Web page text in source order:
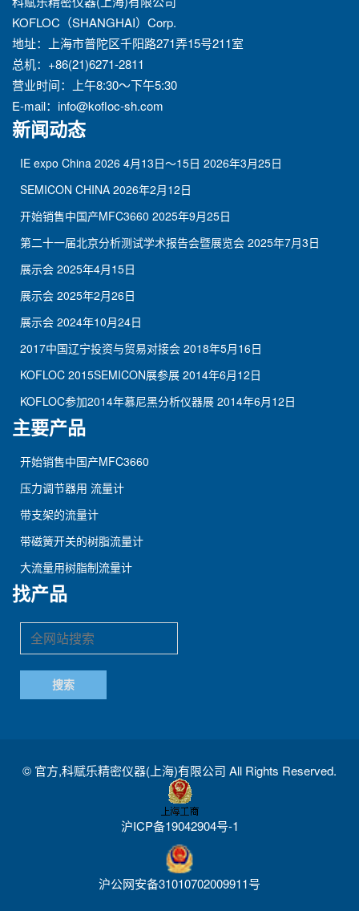
KOFLOC（SHANGHAI）Corp.
地址：上海市普陀区千阳路271弄15号211室
总机：+86(21)6271-2811
营业时间：上午8:30～下午5:30
E-mail： info@kofloc-sh.com
新闻动态
IE expo China 2026 4月13日～15日 2026年3月25日
SEMICON CHINA 2026年2月12日
开始销售中国产MFC3660 2025年9月25日
第二十一届北京分析测试学术报告会暨展览会 2025年7月3日
展示会 2025年4月15日
展示会 2025年2月26日
展示会 2024年10月24日
2017中国辽宁投资与贸易对接会 2018年5月16日
KOFLOC 2015SEMICON展参展 2014年6月12日
KOFLOC参加2014年慕尼黑分析仪器展 2014年6月12日
主要产品
开始销售中国产MFC3660
压力调节器用 流量计
带支架的流量计
带磁簧开关的树脂流量计
大流量用树脂制流量计
找产品
© 官方,科赋乐精密仪器(上海)有限公司 All Rights Reserved.
沪ICP备19042904号-1
沪公网安备31010702009911号